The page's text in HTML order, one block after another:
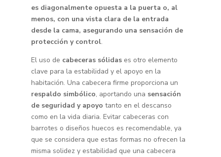
es diagonalmente opuesta a la puerta o, al
menos, con una vista clara de la entrada
desde la cama, asegurando una sensación de
protección y control.
El uso de cabeceras sólidases otro elemento
clave para la estabilidad y el apoyo en la
habitación. Una cabecera firme proporciona un
respaldo simbólico, aportando una sensación
de seguridad y apoyo tanto en el descanso
como en la vida diaria. Evitar cabeceras con
barrotes o diseños huecos es recomendable, ya
que se considera que estas formas no ofrecen la
misma solidez y estabilidad que una cabecera